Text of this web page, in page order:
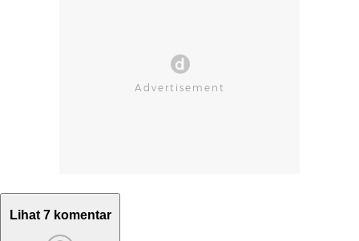
Lihat 7 komentar